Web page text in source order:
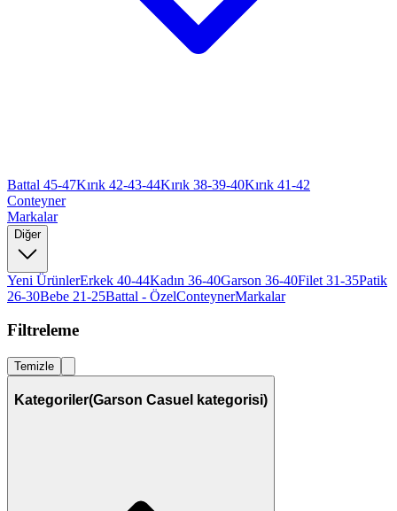
Battal 45-47Kırık 42-43-44Kırık 38-39-40Kırık 41-42
Conteyner
Markalar
Diğer
Yeni ÜrünlerErkek 40-44Kadın 36-40Garson 36-40Filet 31-35Patik
26-30Bebe 21-25Battal - ÖzelConteynerMarkalar
Filtreleme
Temizle
Kategoriler(Garson Casuel kategorisi)